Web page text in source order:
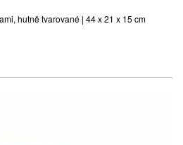
hutně tvarované | 44 x 21 x 15 cm